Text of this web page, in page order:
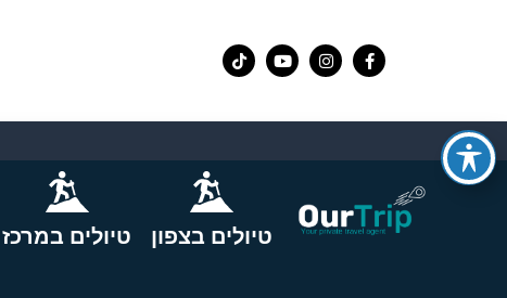
טיולים בצפון טיולים במרכז